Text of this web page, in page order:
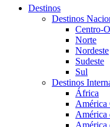
Destinos
Destinos
Centro-
Norte
Nordeste
Sudeste
Sul
Destinos
África
América
América
América